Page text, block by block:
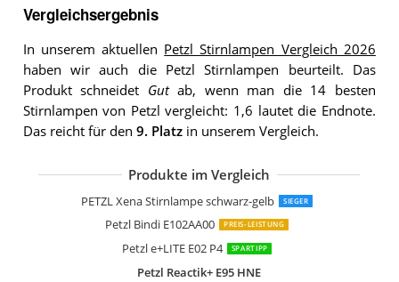
Vergleichsergebnis
In unserem aktuellen Petzl Stirnlampen Vergleich 2026
haben wir auch die Petzl Stirnlampen beurteilt. Das
Produkt schneidet Gutab, wenn man die 14 besten
Stirnlampen von Petzl vergleicht: 1,6 lautet die Endnote.
Das reicht für den 9. Platzin unserem Vergleich.
Produkte im Vergleich
PETZL Xena Stirnlampe schwarz-gelb SIEGER
Petzl Bindi E102AA00 PREIS-LEISTUNG
Petzl e+LITE E02 P4 SPARTIPP
Petzl Reactik+ E95 HNE
PETZL Swift RL wh E095BB02
PETZL Stirnlampe Actik Core
PETZL Stirnlampe IKO Core
PETZL Stirnlampe Actik Core
PETZL Aria 2 RGB Kompaktes
PETZL Stirnlampe Tikka Unisex
PETZL Stirnlampe Actik Unisex
PETZL Stirnlampe Tikka Core
PETZL Stirnlampe Tikka Core